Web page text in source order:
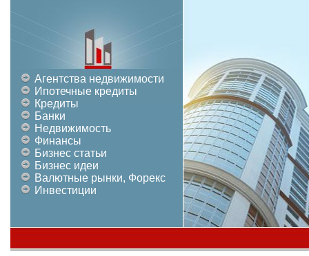
Агентства недвижимости
Ипотечные кредиты
Кредиты
Банки
Недвижимость
Финансы
Бизнес статьи
Бизнес идеи
Валютные рынки, Форекс
Инвестиции